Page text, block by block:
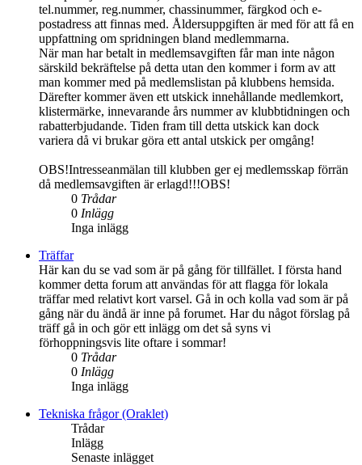
tel.nummer, reg.nummer, chassinummer, färgkod och e-
postadress att finnas med. Åldersuppgiften är med för att få en
uppfattning om spridningen bland medlemmarna.
När man har betalt in medlemsavgiften får man inte någon
särskild bekräftelse på detta utan den kommer i form av att
man kommer med på medlemslistan på klubbens hemsida.
Därefter kommer även ett utskick innehållande medlemkort,
klistermärke, innevarande års nummer av klubbtidningen och
rabatterbjudande. Tiden fram till detta utskick kan dock
variera då vi brukar göra ett antal utskick per omgång!
OBS!Intresseanmälan till klubben ger ej medlemsskap förrän
då medlemsavgiften är erlagd!!!OBS!
0 Trådar
0 Inlägg
Inga inlägg
Träffar
Här kan du se vad som är på gång för tillfället. I första hand
kommer detta forum att användas för att flagga för lokala
träffar med relativt kort varsel. Gå in och kolla vad som är på
gång när du ändå är inne på forumet. Har du något förslag på
träff gå in och gör ett inlägg om det så syns vi
förhoppningsvis lite oftare i sommar!
0 Trådar
0 Inlägg
Inga inlägg
Tekniska frågor (Oraklet)
Trådar
Inlägg
Senaste inlägget